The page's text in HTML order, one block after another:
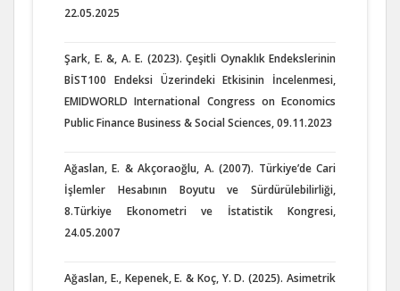
22.05.2025
Şark, E. &, A. E. (2023). Çeşitli Oynaklık Endekslerinin
BİST100 Endeksi Üzerindeki Etkisinin İncelenmesi,
EMIDWORLD International Congress on Economics
Public Finance Business & Social Sciences, 09.11.2023
Ağaslan, E. & Akçoraoğlu, A. (2007). Türkiye’de Cari
İşlemler Hesabının Boyutu ve Sürdürülebilirliği,
8.Türkiye Ekonometri ve İstatistik Kongresi,
24.05.2007
Ağaslan, E., Kepenek, E. & Koç, Y. D. (2025). Asimetrik